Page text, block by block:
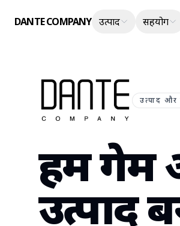
DANTE COMPANY उत्पाद सहयोग
उत्पाद और
हम गेम
उत्पाद